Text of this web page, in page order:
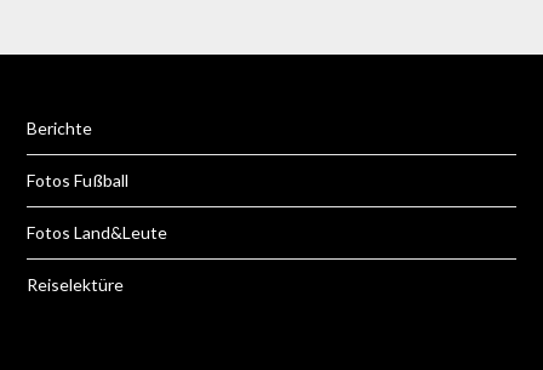
Berichte
Fotos Fußball
Fotos Land&Leute
Reiselektüre